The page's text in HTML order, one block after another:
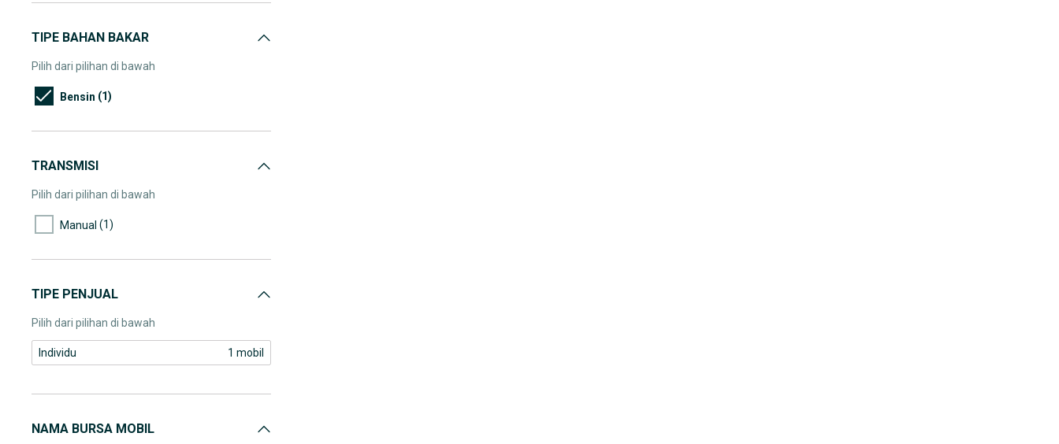
TIPE BAHAN BAKAR
Pilih dari pilihan di bawah
Bensin (1)
TRANSMISI
Pilih dari pilihan di bawah
Manual (1)
TIPE PENJUAL
Pilih dari pilihan di bawah
Individu 1 mobil
NAMA BURSA MOBIL